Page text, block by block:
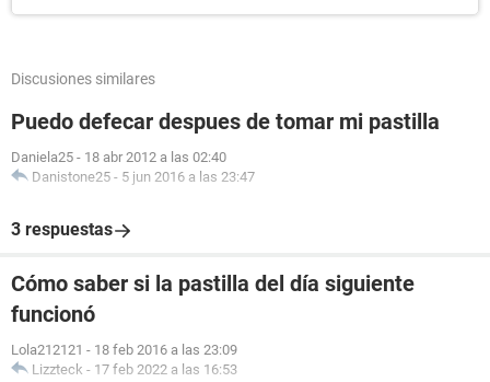
Discusiones similares
Puedo defecar despues de tomar mi pastilla
Daniela25 - 18 abr 2012 a las 02:40
Danistone25 - 5 jun 2016 a las 23:47
3 respuestas
Cómo saber si la pastilla del día siguiente
funcionó
Lola212121 - 18 feb 2016 a las 23:09
Lizzteck - 17 feb 2022 a las 16:53